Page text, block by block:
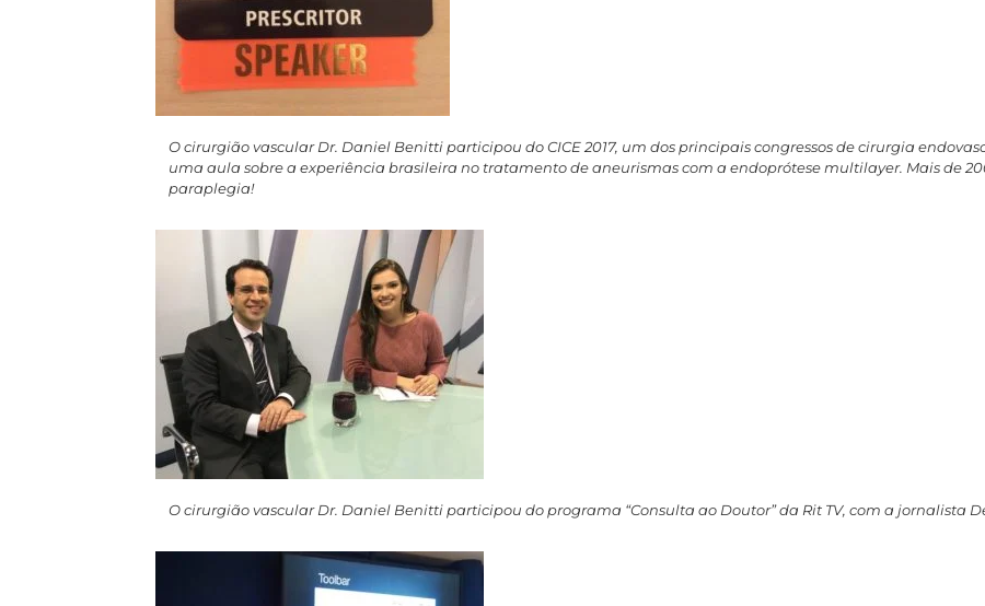
O cirurgião vascular Dr. Daniel Benitti participou do CICE 2017, um dos principais congressos de cirurgia
uma aula sobre a experiência brasileira no tratamento de aneurismas com a endoprótese multilayer. Mais de
paraplegia!
O cirurgião vascular Dr. Daniel Benitti participou do programa “Consulta ao Doutor” da Rit TV, com a jornalista